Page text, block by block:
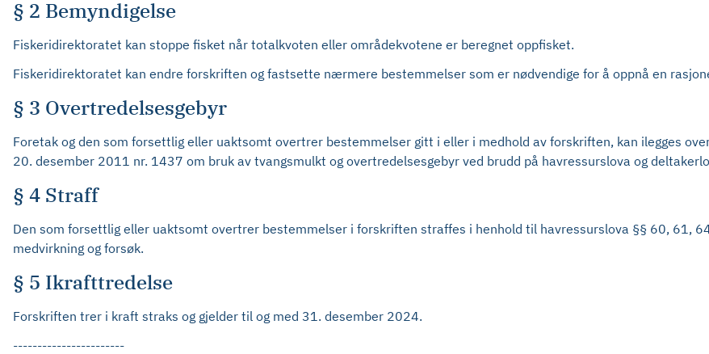
§ 2 Bemyndigelse
Fiskeridirektoratet kan stoppe fisket når totalkvoten eller områdekvotene er beregnet oppfisket.
Fiskeridirektoratet kan endre forskriften og fastsette nærmere bestemmelser som er nødvendige for å oppnå en
§ 3 Overtredelsesgebyr
Foretak og den som forsettlig eller uaktsomt overtrer bestemmelser gitt i eller i medhold av forskriften, kan ilegges
20. desember 2011 nr. 1437 om bruk av tvangsmulkt og overtredelsesgebyr ved brudd på havressurslova og
§ 4 Straff
Den som forsettlig eller uaktsomt overtrer bestemmelser i forskriften straffes i henhold til havressurslova §§ 60, 61,
medvirkning og forsøk.
§ 5 Ikrafttredelse
Forskriften trer i kraft straks og gjelder til og med 31. desember 2024.
-----------------------